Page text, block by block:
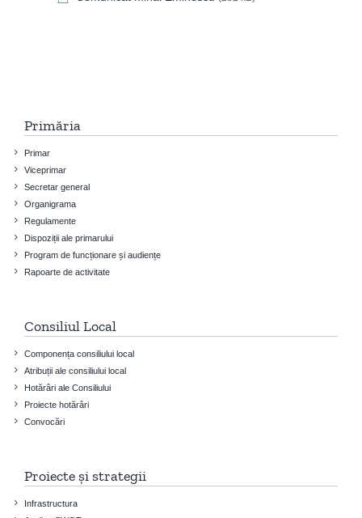
Primăria
Primar
Viceprimar
Secretar general
Organigrama
Regulamente
Dispoziții ale primarului
Program de funcționare și audiențe
Rapoarte de activitate
Consiliul Local
Componența consiliului local
Atribuții ale consiliului local
Hotărâri ale Consiliului
Proiecte hotărâri
Convocări
Proiecte și strategii
Infrastructura